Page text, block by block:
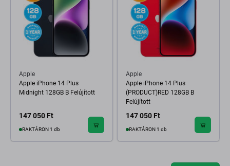
Apple
Apple iPhone 14 Plus
Midnight 128GB B Felújított
147 050 Ft
RAKTÁRON 1 db
Apple
Apple iPhone 14 Plus
(PRODUCT)RED 128GB B
Felújított
147 050 Ft
RAKTÁRON 1 db